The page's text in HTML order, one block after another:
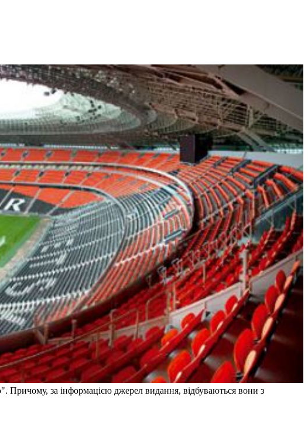
Причому, за інформацією джерел видання, відбуваються вони з